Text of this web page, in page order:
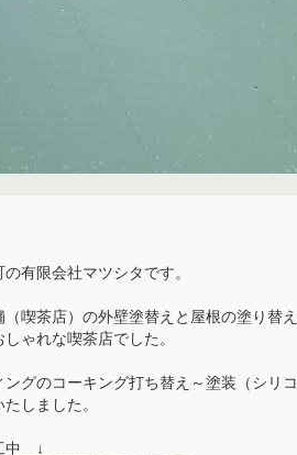
有限会社マツシタです。
喫茶店）の外壁塗替えと屋根の塗り替
ゃれな喫茶店でした。
ングのコーキング打ち替え～塗装（シリ
しました。
中 ↓